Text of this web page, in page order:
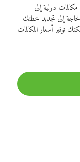
دولية إلى
إلى تجديد خطتك
أسعار المكالمات